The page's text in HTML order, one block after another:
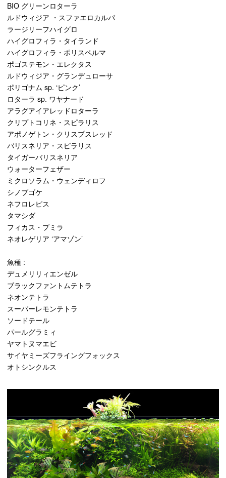
BIO グリーンロターラ
ルドウィジア ・スファエロカルパ
ラージリーフハイグロ
ハイグロフィラ・タイランド
ハイグロフィラ・ポリスペルマ
ポゴステモン・エレクタス
ルドウィジア・グランデュローサ
ポリゴナム sp. ‘ピンク’
ロターラ sp. ワヤナード
アラグアイアレッドロターラ
クリプトコリネ・スピラリス
アポノゲトン・クリスプスレッド
バリスネリア・スピラリス
タイガーバリスネリア
ウォーターフェザー
ミクロソラム・ウェンディロフ
シノブゴケ
ネフロレピス
タマシダ
フィカス・プミラ
ネオレゲリア ‘アマゾン’
魚種 :
デュメリリィエンゼル
ブラックファントムテトラ
ネオンテトラ
スーパーレモンテトラ
ソードテール
パールグラミィ
ヤマトヌマエビ
サイヤミーズフライングフォックス
オトシンクルス